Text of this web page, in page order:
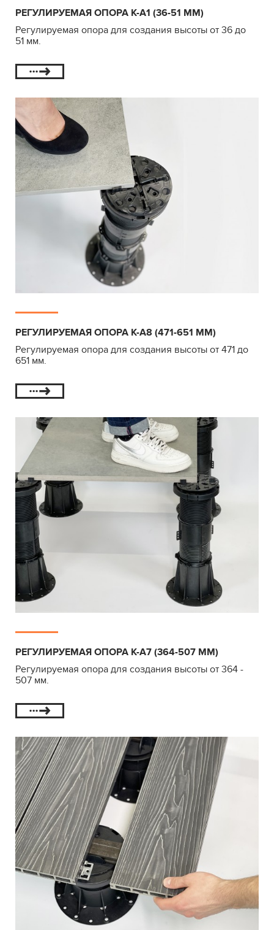
РЕГУЛИРУЕМАЯ ОПОРА К-А1 (36-51 ММ)
Регулируемая опора для создания высоты от 36 до
51 мм.
РЕГУЛИРУЕМАЯ ОПОРА К-А8 (471-651 ММ)
Регулируемая опора для создания высоты от 471 до
651 мм.
РЕГУЛИРУЕМАЯ ОПОРА К-А7 (364-507 ММ)
Регулируемая опора для создания высоты от 364 -
507 мм.